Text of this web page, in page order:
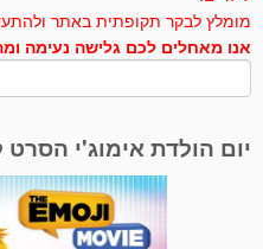
מומלץ לבקר תקופתית באתר
אנו מאחלים לכם גלישה נעימה
יום הולדת אימוג'י הסרט